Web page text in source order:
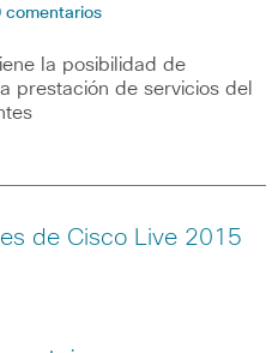
comentarios
la posibilidad de
prestación de servicios del
de Cisco Live 2015